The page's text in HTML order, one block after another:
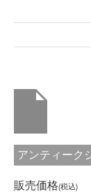
アンティーク
販売価格(税込)